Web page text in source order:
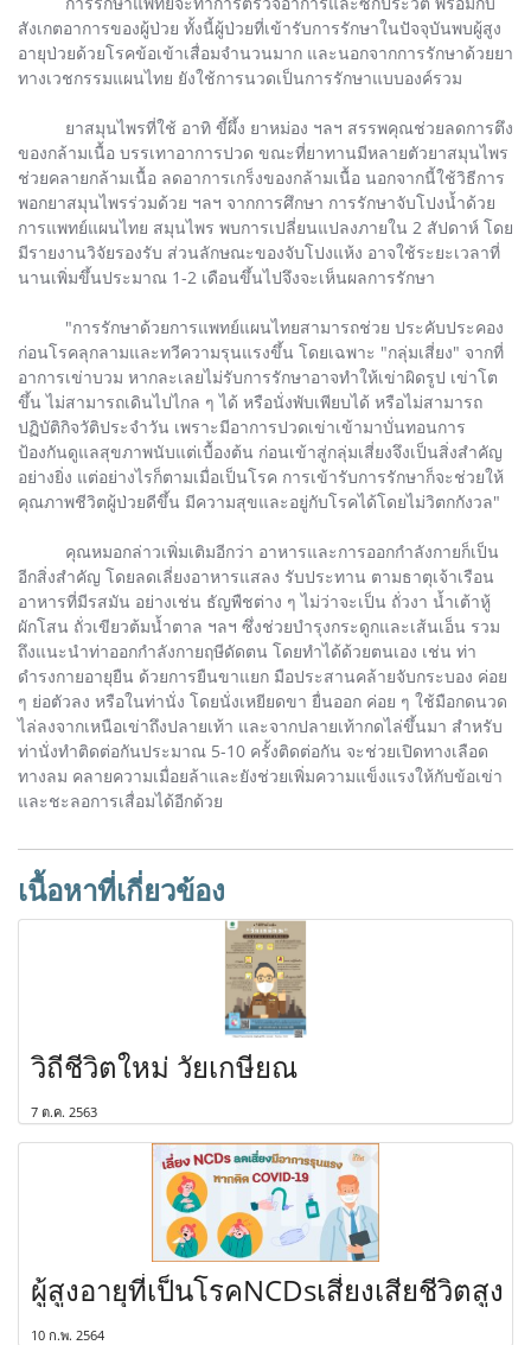
สังเกตอาการของผู้ป่วย ทั้งนี้ผู้ป่วยที่เข้ารับการรักษาในปัจจุบันพบผู้สูง
อายุป่วยด้วยโรคข้อเข้าเสื่อมจำนวนมาก และนอกจากการรักษาด้วยยา
ทางเวชกรรมแผนไทย ยังใช้การนวดเป็นการรักษาแบบองค์รวม
ยาสมุนไพรที่ใช้ อาทิ ขี้ผึ้ง ยาหม่อง ฯลฯ สรรพคุณช่วยลดการตึง
ของกล้ามเนื้อ บรรเทาอาการปวด ขณะที่ยาทานมีหลายตัวยาสมุนไพร
ช่วยคลายกล้ามเนื้อ ลดอาการเกร็งของกล้ามเนื้อ นอกจากนี้ใช้วิธีการ
พอกยาสมุนไพรร่วมด้วย ฯลฯ จากการศึกษา การรักษาจับโปงน้ำด้วย
การแพทย์แผนไทย สมุนไพร พบการเปลี่ยนแปลงภายใน 2 สัปดาห์ โดย
มีรายงานวิจัยรองรับ ส่วนลักษณะของจับโปงแห้ง อาจใช้ระยะเวลาที่
นานเพิ่มขึ้นประมาณ 1-2 เดือนขึ้นไปจึงจะเห็นผลการรักษา
"การรักษาด้วยการแพทย์แผนไทยสามารถช่วย ประคับประคอง
ก่อนโรคลุกลามและทวีความรุนแรงขึ้น โดยเฉพาะ "กลุ่มเสี่ยง" จากที่
อาการเข่าบวม หากละเลยไม่รับการรักษาอาจทำให้เข่าผิดรูป เข่าโต
ขึ้น ไม่สามารถเดินไปไกล ๆ ได้ หรือนั่งพับเพียบได้ หรือไม่สามารถ
ปฏิบัติกิจวัติประจำวัน เพราะมีอาการปวดเข่าเข้ามาบั่นทอนการ
ป้องกันดูแลสุขภาพนับแต่เบื้องต้น ก่อนเข้าสู่กลุ่มเสี่ยงจึงเป็นสิ่งสำคัญ
อย่างยิ่ง แต่อย่างไรก็ตามเมื่อเป็นโรค การเข้ารับการรักษาก็จะช่วยให้
คุณภาพชีวิตผู้ป่วยดีขึ้น มีความสุขและอยู่กับโรคได้โดยไม่วิตกกังวล"
คุณหมอกล่าวเพิ่มเติมอีกว่า อาหารและการออกกำลังกายก็เป็น
อีกสิ่งสำคัญ โดยลดเลี่ยงอาหารแสลง รับประทาน ตามธาตุเจ้าเรือน
อาหารที่มีรสมัน อย่างเช่น ธัญพืชต่าง ๆ ไม่ว่าจะเป็น ถั่วงา น้ำเต้าหู้
ผักโสน ถั่วเขียวต้มน้ำตาล ฯลฯ ซึ่งช่วยบำรุงกระดูกและเส้นเอ็น รวม
ถึงแนะนำท่าออกกำลังกายฤษีดัดตน โดยทำได้ด้วยตนเอง เช่น ท่า
ดำรงกายอายุยืน ด้วยการยืนขาแยก มือประสานคล้ายจับกระบอง ค่อย
ๆ ย่อตัวลง หรือในท่านั่ง โดยนั่งเหยียดขา ยื่นออก ค่อย ๆ ใช้มือกดนวด
ไล่ลงจากเหนือเข่าถึงปลายเท้า และจากปลายเท้ากดไล่ขึ้นมา สำหรับ
ท่านั่งทำติดต่อกันประมาณ 5-10 ครั้งติดต่อกัน จะช่วยเปิดทางเลือด
ทางลม คลายความเมื่อยล้าและยังช่วยเพิ่มความแข็งแรงให้กับข้อเข่า
และชะลอการเสื่อมได้อีกด้วย
เนื้อหาที่เกี่ยวข้อง
วิถีชีวิตใหม่ วัยเกษียณ
7 ต.ค. 2563
ผู้สูงอายุที่เป็นโรคNCDsเสี่ยงเสียชีวิตสูง
10 ก.พ. 2564